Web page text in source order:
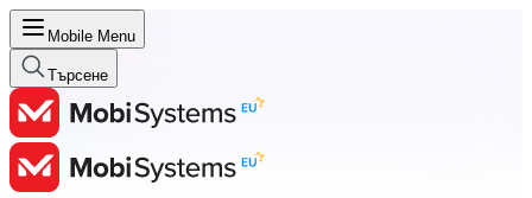
Mobile Menu
Търсене